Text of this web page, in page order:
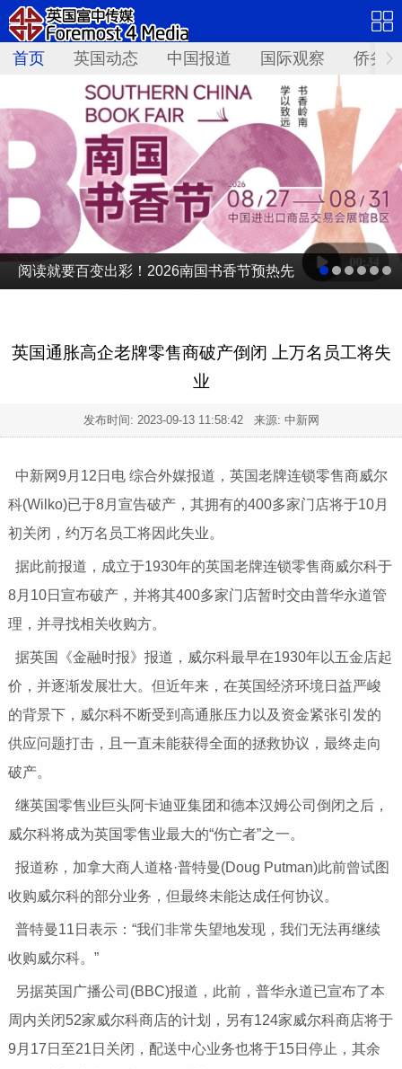
首页 英国动态 中国报道 国际观察 侨务
阅读就要百变出彩！2026南国书香节预热先
英国通胀高企老牌零售商破产倒闭 上万名员工将失
业
发布时间: 2023-09-13 11:58:42来源: 中新网
中新网9月12日电 综合外媒报道，英国老牌连锁零售商威尔
科(Wilko)已于8月宣告破产，其拥有的400多家门店将于10月
初关闭，约万名员工将因此失业。
据此前报道，成立于1930年的英国老牌连锁零售商威尔科于
8月10日宣布破产，并将其400多家门店暂时交由普华永道管
理，并寻找相关收购方。
据英国《金融时报》报道，威尔科最早在1930年以五金店起
价，并逐渐发展壮大。但近年来，在英国经济环境日益严峻
的背景下，威尔科不断受到高通胀压力以及资金紧张引发的
供应问题打击，且一直未能获得全面的拯救协议，最终走向
破产。
继英国零售业巨头阿卡迪亚集团和德本汉姆公司倒闭之后，
威尔科将成为英国零售业最大的“伤亡者”之一。
报道称，加拿大商人道格·普特曼(Doug Putman)此前曾试图
收购威尔科的部分业务，但最终未能达成任何协议。
普特曼11日表示：“我们非常失望地发现，我们无法再继续
收购威尔科。”
另据英国广播公司(BBC)报道，此前，普华永道已宣布了本
周内关闭52家威尔科商店的计划，另有124家威尔科商店将于
9月17日至21日关闭，配送中心业务也将于15日停止，其余